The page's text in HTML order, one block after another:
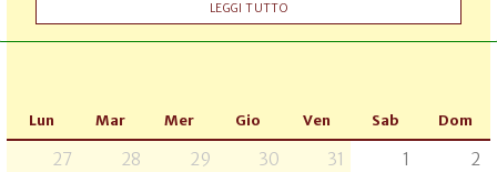
LEGGI TUTTO
Lun Mar Mer Gio Ven Sab Dom
27 28 29 30 31 1
2